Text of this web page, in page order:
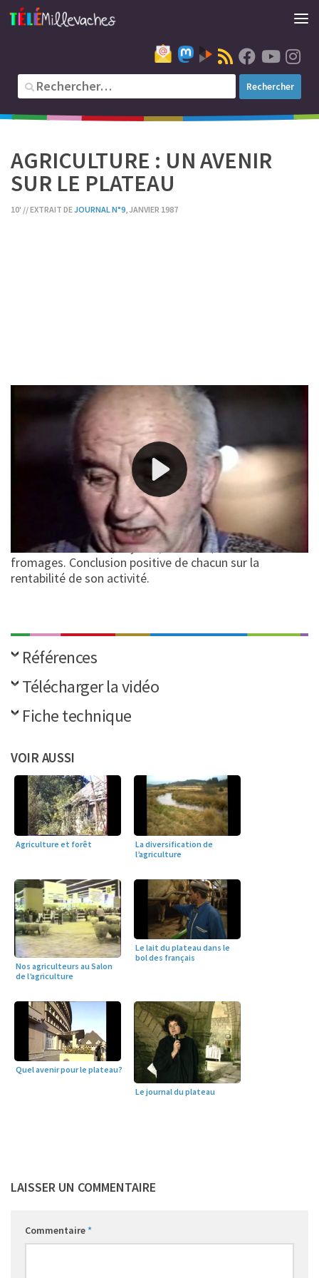
AGRICULTURE : UN AVENIR
SUR LE PLATEAU
10' // EXTRAIT DEJOURNAL N°9 , JANVIER 1987
Rencontres avec plusieurs agriculteurs. Élevage des
veaux-de-lait à Ludinas (Peyrelevade), Millevaches et
Vinzan (Peyrelevade) : coût, rendement, groupement de
Sainte-Féréole, étapes, en batterie ou en liberté,
création d’un réseau de commercialisation, critères de
vente. Production de lait à Vieille Maison (Saint-
Setiers) : circuit de distribution, constitution du
troupeau. Production de myrtilles à Millevaches :
origine des plants, transformation. Élevage de brebis
laitière à Lestrade (Meymac) : surface, vente de
fromages. Conclusion positive de chacun sur la
rentabilité de son activité.
Références
Télécharger la vidéo
Fiche technique
VOIR AUSSI
Agriculture et forêt
La diversification de
l’agriculture
Nos agriculteurs au Salon
de l’agriculture
Le lait du plateau dans le
bol des français
Quel avenir pour le plateau?
Le journal du plateau
LAISSER UN COMMENTAIRE
Commentaire*